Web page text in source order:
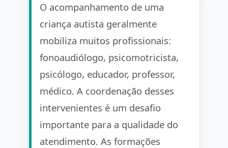
O acompanhamento de uma
criança autista geralmente
mobiliza muitos profissionais:
fonoaudiólogo, psicomotricista,
psicólogo, educador, professor,
médico. A coordenação desses
intervenientes é um desafio
importante para a qualidade do
atendimento. As formações